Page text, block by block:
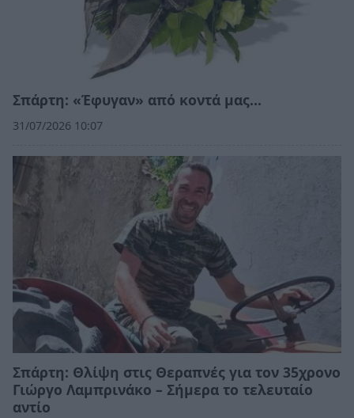
Σπάρτη: «Έφυγαν» από κοντά μας…
31/07/2026 10:07
Σπάρτη: Θλίψη στις Θεραπνές για τον 35χρονο
Γιώργο Λαμπρινάκο – Σήμερα το τελευταίο
αντίο